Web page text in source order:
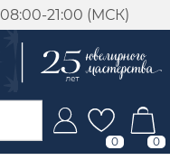
08:00-21:00 (МСК)
0 0